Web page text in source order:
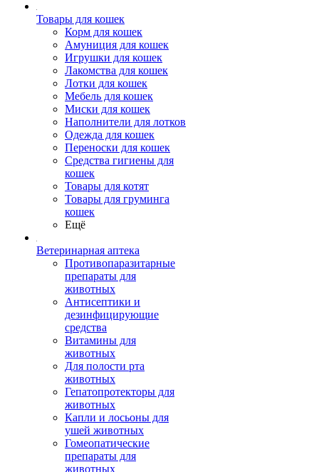
Товары для кошек
Корм для кошек
Амуниция для кошек
Игрушки для кошек
Лакомства для кошек
Лотки для кошек
Мебель для кошек
Миски для кошек
Наполнители для лотков
Одежда для кошек
Переноски для кошек
Средства гигиены для
кошек
Товары для котят
Товары для груминга
кошек
Ещё
Ветеринарная аптека
Противопаразитарные
препараты для
животных
Антисептики и
дезинфицирующие
средства
Витамины для
животных
Для полости рта
животных
Гепатопротекторы для
животных
Капли и лосьоны для
ушей животных
Гомеопатические
препараты для
животных